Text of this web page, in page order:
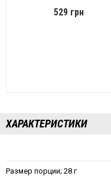
529 грн
ХАРАКТЕРИСТИКИ
Размер порции; 28 г